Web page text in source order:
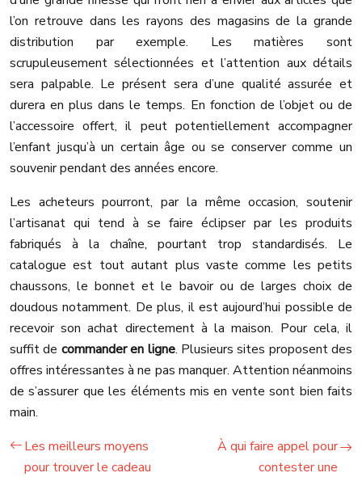
l’on retrouve dans les rayons des magasins de la grande
distribution par exemple. Les matières sont
scrupuleusement sélectionnées et l’attention aux détails
sera palpable. Le présent sera d’une qualité assurée et
durera en plus dans le temps. En fonction de l’objet ou de
l’accessoire offert, il peut potentiellement accompagner
l’enfant jusqu’à un certain âge ou se conserver comme un
souvenir pendant des années encore.
Les acheteurs pourront, par la même occasion, soutenir
l’artisanat qui tend à se faire éclipser par les produits
fabriqués à la chaîne, pourtant trop standardisés. Le
catalogue est tout autant plus vaste comme les petits
chaussons, le bonnet et le bavoir ou de larges choix de
doudous notamment. De plus, il est aujourd’hui possible de
recevoir son achat directement à la maison. Pour cela, il
suffit de commander en ligne. Plusieurs sites proposent des
offres intéressantes à ne pas manquer. Attention néanmoins
de s’assurer que les éléments mis en vente sont bien faits
main.
Les meilleurs moyens
pour trouver le cadeau
À qui faire appel pour
contester une